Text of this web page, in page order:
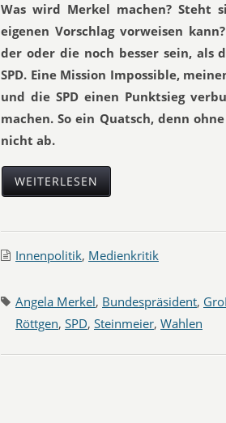
Was wird Merkel machen? Steht
eigenen Vorschlag vorweisen
der oder die noch besser sein, als
SPD. Eine Mission Impossible,
und die SPD einen Punktsieg
machen. So ein Quatsch, denn
nicht ab.
WEITERLESEN
Innenpolitik, Medienkritik
Angela Merkel, Bundespräsident,
Röttgen, SPD, Steinmeier, Wahlen